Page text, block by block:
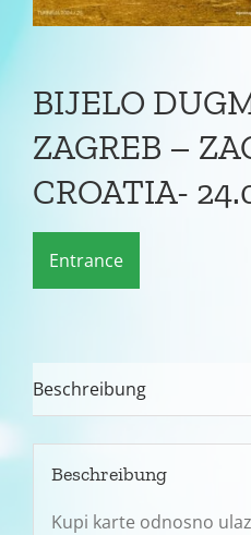
BIJELO
ZAGREB –
CROATIA-
Entrance
Beschreibung
Beschreibung
Kupi karte odnosno